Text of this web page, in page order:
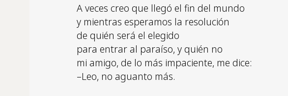
A veces creo que llegó el fin del mundo
y mientras esperamos la resolución
de quién será el elegido
para entrar al paraíso, y quién no
mi amigo, de lo más impaciente, me dice:
–Leo, no aguanto más.